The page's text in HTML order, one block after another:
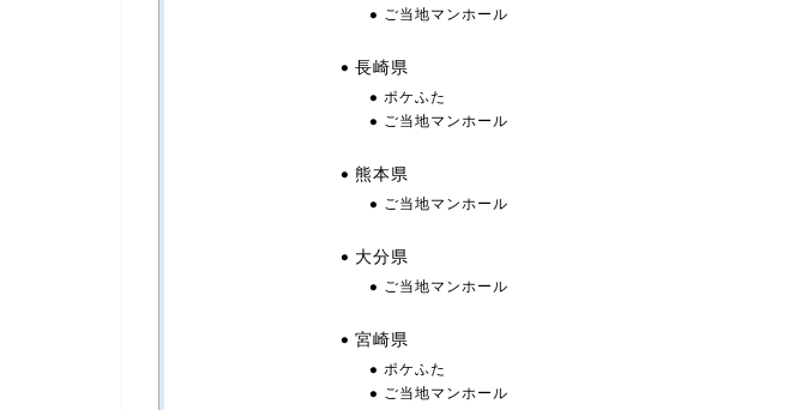
ご当地マンホール
長崎県
ポケふた
ご当地マンホール
熊本県
ご当地マンホール
大分県
ご当地マンホール
宮崎県
ポケふた
ご当地マンホール